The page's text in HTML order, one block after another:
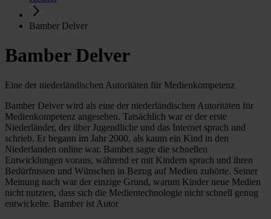
Bamber Delver
Bamber Delver
Eine der niederländischen Autoritäten für Medienkompetenz
Bamber Delver wird als eine der niederländischen Autoritäten für
Medienkompetenz angesehen. Tatsächlich war er der erste
Niederländer, der über Jugendliche und das Internet sprach und
schrieb. Er begann im Jahr 2000, als kaum ein Kind in den
Niederlanden online war. Bamber sagte die schnellen
Entwicklungen voraus, während er mit Kindern sprach und ihren
Bedürfnissen und Wünschen in Bezug auf Medien zuhörte. Seiner
Meinung nach war der einzige Grund, warum Kinder neue Medien
nicht nutzten, dass sich die Medientechnologie nicht schnell genug
entwickelte. Bamber ist Autor